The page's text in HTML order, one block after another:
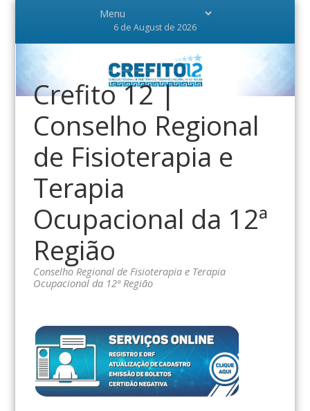
6 de August de 2026
Crefito 12 |
Conselho Regional
de Fisioterapia e
Terapia
Ocupacional da 12ª
Região
Conselho Regional de Fisioterapia e Terapia
Ocupacional da 12ª Região